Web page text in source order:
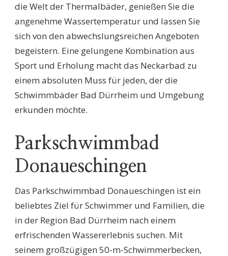
die Welt der Thermalbäder, genießen Sie die
angenehme Wassertemperatur und lassen Sie
sich von den abwechslungsreichen Angeboten
begeistern. Eine gelungene Kombination aus
Sport und Erholung macht das Neckarbad zu
einem absoluten Muss für jeden, der die
Schwimmbäder Bad Dürrheim und Umgebung
erkunden möchte.
Parkschwimmbad
Donaueschingen
Das Parkschwimmbad Donaueschingen ist ein
beliebtes Ziel für Schwimmer und Familien, die
in der Region Bad Dürrheim nach einem
erfrischenden Wassererlebnis suchen. Mit
seinem großzügigen 50-m-Schwimmerbecken,